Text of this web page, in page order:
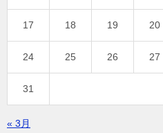
17 18 19 20
24 25 26 27
31
« 3月